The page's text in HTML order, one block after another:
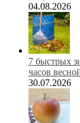
04.08.2026
7 быстрых
часов
30.07.2026